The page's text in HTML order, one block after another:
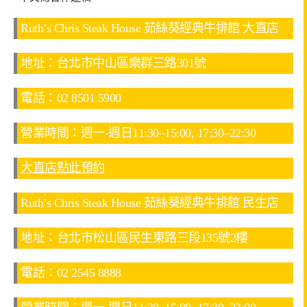
Ruth’s Chris Steak House 茹絲葵經典牛排館 大直店
地址：台北市中山區樂群三路301號
電話：02 8501 5900
營業時間：週一-週日11:30–15:00, 17:30–22:30
大直店點此預約
Ruth’s Chris Steak House 茹絲葵經典牛排館 民生店
地址：台北市松山區民生東路三段135號2樓
電話：02 2545 8888